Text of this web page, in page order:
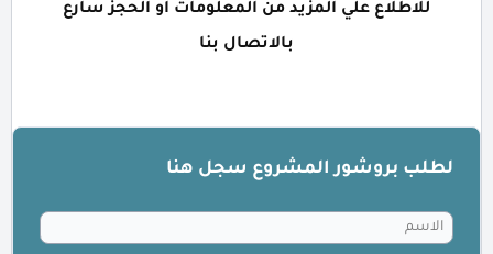
للاطلاع علي المزيد من المعلومات أو الحجز سارع
بالاتصال بنا
لطلب بروشور المشروع سجل هنا